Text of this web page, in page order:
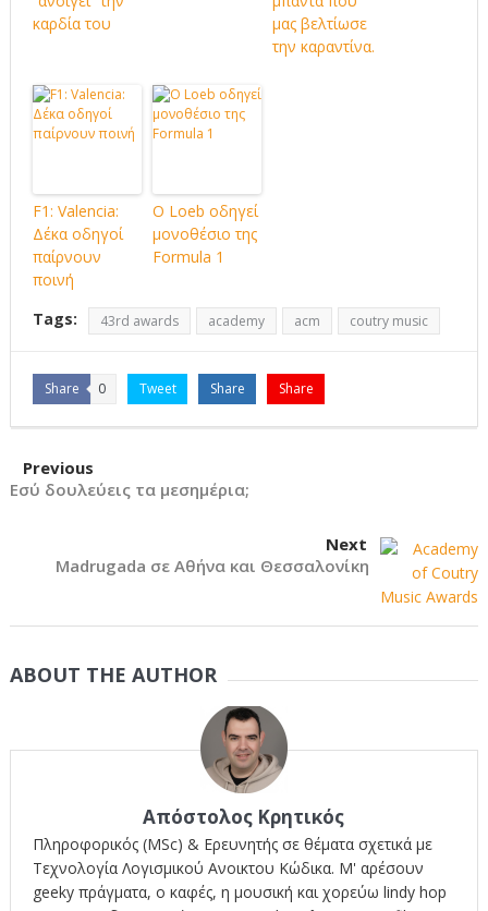
καρδία του
μας βελτίωσε
την καραντίνα.
F1: Valencia:
Δέκα οδηγοί
παίρνουν
ποινή
O Loeb οδηγεί
μονοθέσιο της
Formula 1
Tags: 43rd awards academy acm coutry music
Share 0 Tweet Share Share
Previous
Εσύ δουλεύεις τα μεσημέρια;
Next
Madrugada σε Αθήνα και Θεσσαλονίκη
ABOUT THE AUTHOR
Απόστολος Κρητικός
Πληροφορικός (MSc) & Ερευνητής σε θέματα σχετικά με
Τεχνολογία Λογισμικού Ανοικτου Κώδικα. Μ' αρέσουν
geeky πράγματα, ο καφές, η μουσική και χορεύω lindy hop